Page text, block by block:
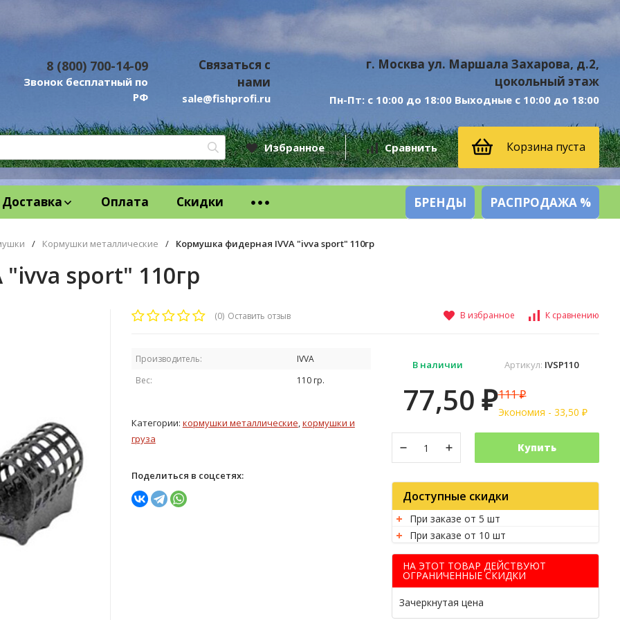
8 (800) 700-14-09
Звонок бесплатный по
РФ
Связаться с
нами
sale@fishprofi.ru
г. Москва ул. Маршала Захарова, д.2,
цокольный этаж
Пн-Пт: с 10:00 до 18:00 Выходные с 10:00 до 18:00
Избранное Сравнить Корзина пуста
Доставка Оплата Скидки БРЕНДЫ РАСПРОДАЖА %
/ Кормушки металлические / Кормушка фидерная IVVA "ivva sport" 110гр
sport" 110гр
(0) Оставить отзыв В избранное К сравнению
Производитель:
IVVA
Вес:
110 гр.
Категории: кормушки металлические,кормушки и
груза
Поделиться в соцсетях:
Артикул: IVSP110
В наличии
77,50 ₽111₽
Экономия - 33,50 ₽
Купить
Доступные скидки
При заказе от 5 шт
При заказе от 10 шт
НА ЭТОТ ТОВАР ДЕЙСТВУЮТ
ОГРАНИЧЕННЫЕ СКИДКИ
Зачеркнутая цена